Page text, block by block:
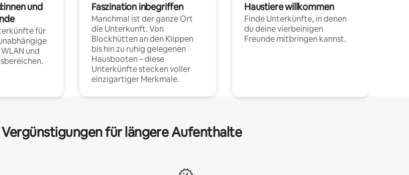
und
für
und
Faszination inbegriffen
Manchmal ist der ganze Ort
die Unterkunft. Von
Blockhütten an den Klippen
bis hin zu ruhig gelegenen
Hausbooten – diese
Unterkünfte stecken voller
einzigartiger Merkmale.
Haustiere willkommen
Finde Unterkünfte, in denen
du deine vierbeinigen
Freunde mitbringen kannst.
für längere Aufenthalte